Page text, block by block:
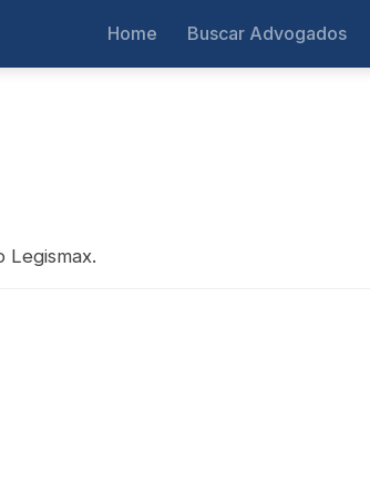
Home Buscar Advogados
Legismax.